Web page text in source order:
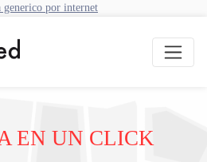
generico por internet
EN UN CLICK